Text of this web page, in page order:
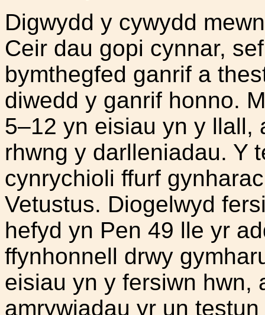
Digwydd y cywydd
Ceir dau gopi cynnar,
bymthegfed ganrif a
diwedd y ganrif honno.
5–12 yn eisiau yn y llall,
rhwng y darlleniadau. Y
cynrychioli ffurf
Vetustus. Diogelwyd
hefyd yn Pen 49 lle yr
ffynhonnell drwy
eisiau yn y fersiwn hwn,
amrywiadau yr un